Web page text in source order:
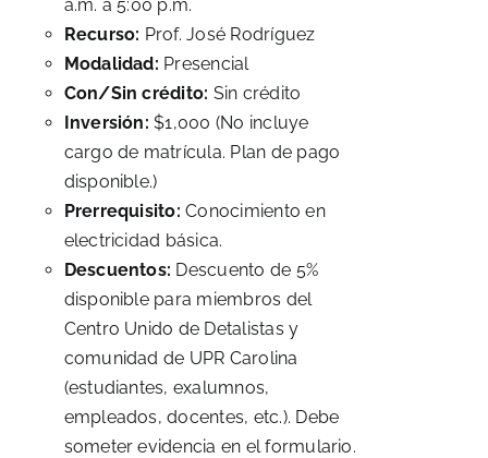
a.m. a 5:00 p.m.
Recurso: Prof. José Rodríguez
Modalidad: Presencial
Con/Sin crédito: Sin crédito
Inversión: $1,000 (No incluye
cargo de matrícula. Plan de pago
disponible.)
Prerrequisito:Conocimiento en
electricidad básica.
Descuentos: Descuento de 5%
disponible para miembros del
Centro Unido de Detalistas y
comunidad de UPR Carolina
(estudiantes, exalumnos,
empleados, docentes, etc.). Debe
someter evidencia en el formulario.